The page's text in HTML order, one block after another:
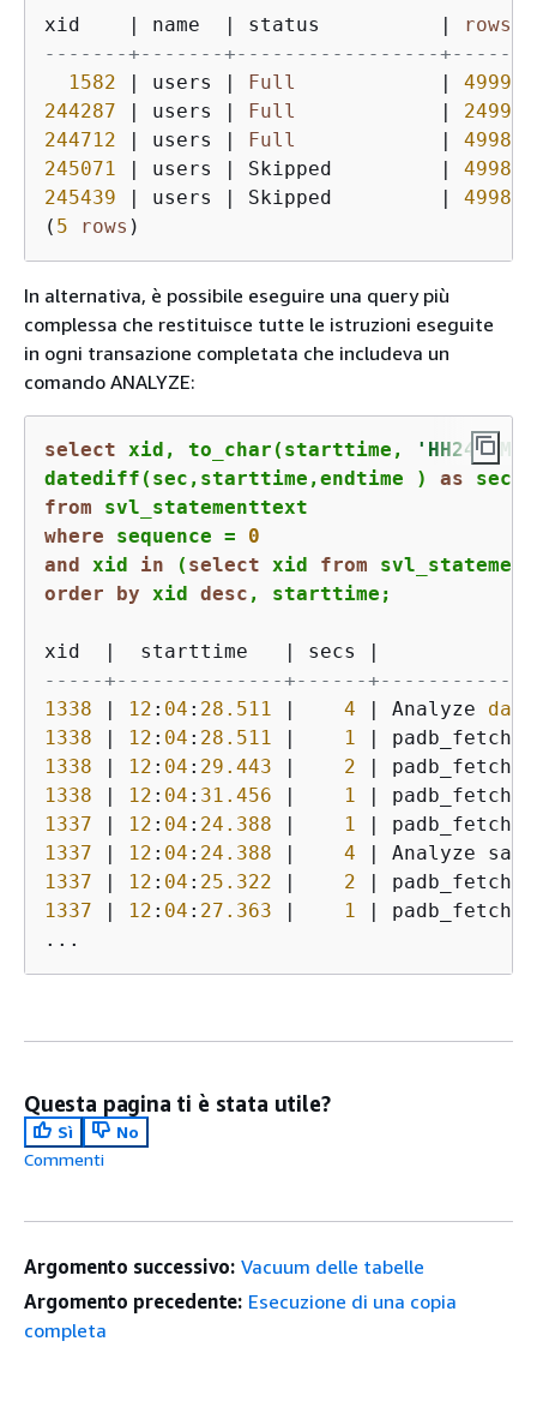
xid | name | status | rows
-------+-------+-----------------
1582
| users | Full | 49990
244287
| users | Full | 24992
244712
| users | Full | 49984
245071
| users | Skipped | 49984
245439
| users | Skipped | 49984
( 5 rows )
In alternativa, è possibile eseguire una query più
complessa che restituisce tutte le istruzioni eseguite
in ogni transazione completata che includeva un
comando ANALYZE:
select xid, to_char(starttime,
datediff(sec,starttime,endtime ) as
from
where sequence =
0
and xid in ( select xid from
order
by xid desc , starttime;
xid |
  starttime
| secs
|
-----+--------------+------
1338
| 12 : 04 : 28.511 | 4 | Analyze date
1338
| 12 : 04 : 28.511 | 1 |
1338
| 12 : 04 : 29.443 | 2 |
1338
| 12 : 04 : 31.456 | 1 |
1337
| 12 : 04 : 24.388 | 1 |
1337
| 12 : 04 : 24.388 | 4
|
1337
| 12 : 04 : 25.322 | 2 |
1337
| 12 : 04 : 27.363 | 1 |
...
Questa pagina ti è stata utile?
Sì
No
Commenti
Argomento successivo: Vacuum delle tabelle
Argomento precedente: Esecuzione di una copia
completa